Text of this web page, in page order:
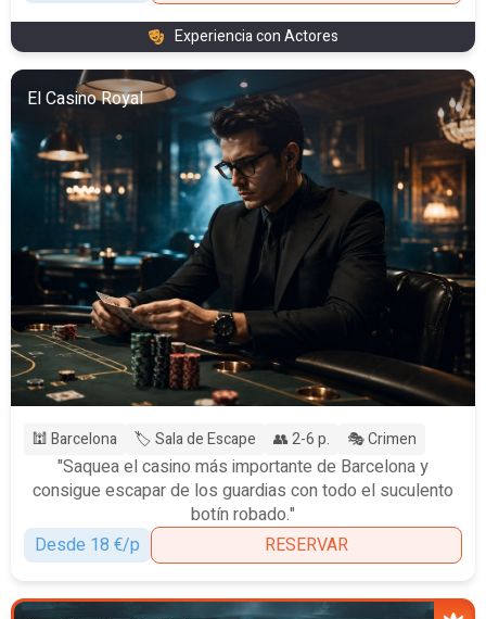
Experiencia con Actores
El Casino Royal
🕍 Barcelona 🏷️ Sala de Escape 👥 2-6 p. 🎭 Crimen
"Saquea el casino más importante de Barcelona y
consigue escapar de los guardias con todo el suculento
botín robado."
Desde 18 €/p
RESERVAR